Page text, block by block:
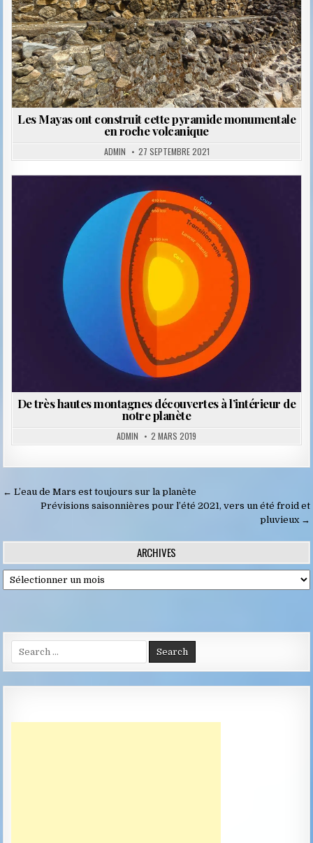
Les Mayas ont construit cette pyramide monumentale
en roche volcanique
ADMIN 27 SEPTEMBRE 2021
Posted
De très hautes montagnes découvertes à l’intérieur de
notre planète
ADMIN 2 MARS 2019
Navigation
← L’eau de Mars est toujours sur la planète
Prévisions saisonnières pour l’été 2021, vers un été froid et
pluvieux →
ARCHIVES
Archives
for: